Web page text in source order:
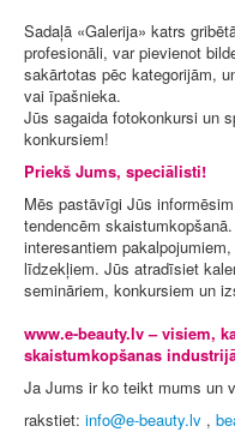
Sadaļā «Galerija» katrs
profesionāli, var pievienot
sakārtotas pēc kategorijām,
vai īpašnieka.
Jūs sagaida fotokonkursi un
konkursiem!
Priekš Jums, speciālisti!
Mēs pastāvīgi Jūs
tendencēm
interesantiem
līdzekļiem. Jūs atradīsiet
semināriem, konkursiem un
www.e-beauty.lv – visiem,
skaistumkopšanas
Ja Jums ir ko teikt mums un
rakstiet:
,